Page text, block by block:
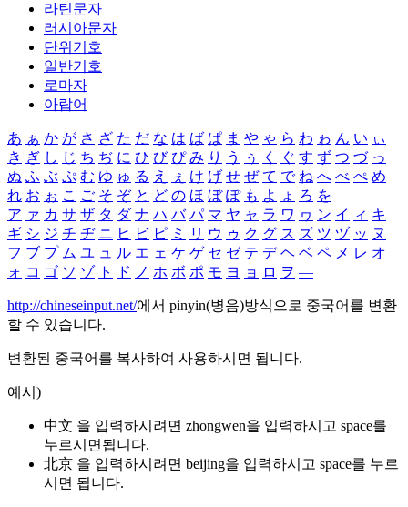
라틴문자
러시아문자
단위기호
일반기호
로마자
아랍어
あ ぁ か が さ ざ た だ な は ば ぱ ま や ゃ ら わ ゎ ん い ぃ
き ぎ し じ ち ぢ に ひ び ぴ み り う ぅ く ぐ す ず つ づ っ
ぬ ふ ぶ ぷ む ゆ ゅ る え ぇ け げ せ ぜ て で ね へ べ ぺ め
れ お ぉ こ ご そ ぞ と ど の ほ ぼ ぽ も よ ょ ろ を
ア ァ カ サ ザ タ ダ ナ ハ バ パ マ ヤ ャ ラ ワ ヮ ン イ ィ キ
ギ シ ジ チ ヂ ニ ヒ ビ ピ ミ リ ウ ゥ ク グ ス ズ ツ ヅ ッ ヌ
フ ブ プ ム ユ ュ ル エ ェ ケ ゲ セ ゼ テ デ ヘ ベ ペ メ レ オ
ォ コ ゴ ソ ゾ ト ド ノ ホ ボ ポ モ ヨ ョ ロ ヲ ―
http://chineseinput.net/에서 pinyin(병음)방식으로 중국어를 변환
할 수 있습니다.
변환된 중국어를 복사하여 사용하시면 됩니다.
예시)
中文 을 입력하시려면 zhongwen을 입력하시고 space를
누르시면됩니다.
北京 을 입력하시려면 beijing을 입력하시고 space를 누르
시면 됩니다.